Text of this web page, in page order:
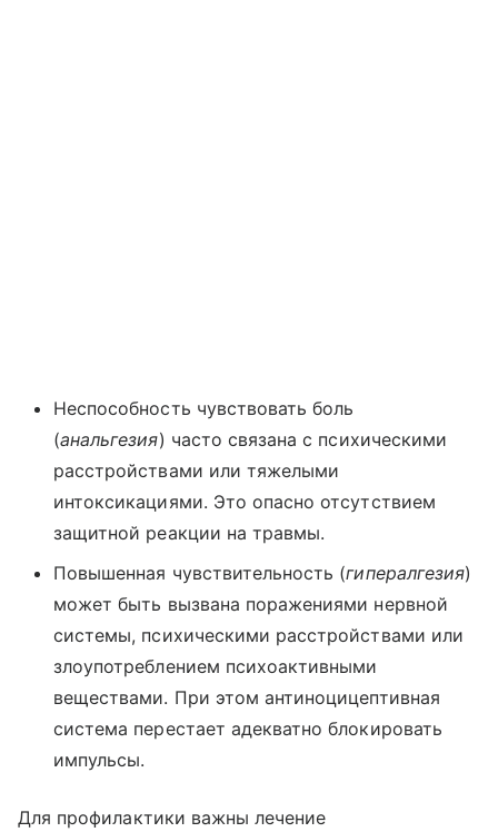
Неспособность чувствовать боль
(анальгезия) часто связана с психическими
расстройствами или тяжелыми
интоксикациями. Это опасно отсутствием
защитной реакции на травмы.
Повышенная чувствительность (гипералгезия)
может быть вызвана поражениями нервной
системы, психическими расстройствами или
злоупотреблением психоактивными
веществами. При этом антиноцицептивная
система перестает адекватно блокировать
импульсы.
Для профилактики важны лечение